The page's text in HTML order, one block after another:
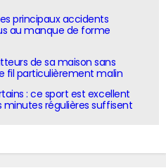
principaux accidents
au manque de forme
de sa maison sans
fil particulièrement malin
: ce sport est excellent
régulières suffisent